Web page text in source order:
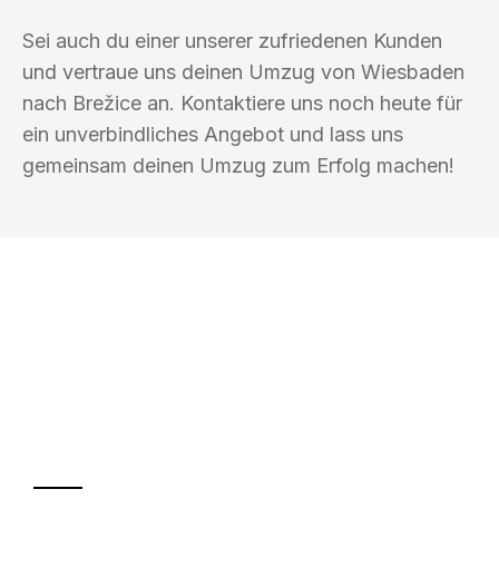
Sei auch du einer unserer zufriedenen Kunden
und vertraue uns deinen Umzug von Wiesbaden
nach Brežice an. Kontaktiere uns noch heute für
ein unverbindliches Angebot und lass uns
gemeinsam deinen Umzug zum Erfolg machen!